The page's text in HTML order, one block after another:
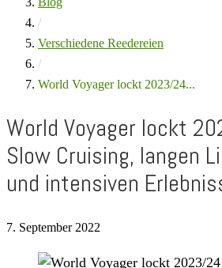
/
Verschiedene Reedereien
/
World Voyager lockt 2023/24...
World Voyager lockt
Slow Cruising, langen
und intensiven
7. September 2022